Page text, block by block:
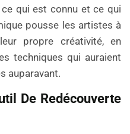
ce qui est connu et ce qui
pousse les artistes à
propre créativité, en
techniques qui auraient
auparavant.
De Redécouverte